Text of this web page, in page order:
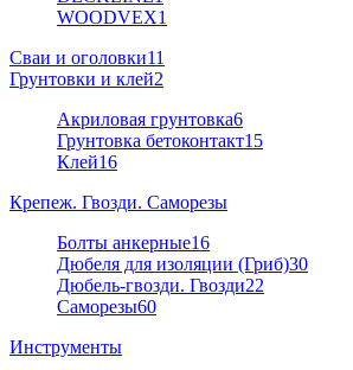
WOODVEX1
Сваи и оголовки11
Грунтовки и клей2
Акриловая грунтовка6
Грунтовка бетоконтакт15
Клей16
Крепеж. Гвозди. Саморезы
Болты анкерные16
Дюбеля для изоляции (Гриб)30
Дюбель-гвозди. Гвозди22
Саморезы60
Инструменты